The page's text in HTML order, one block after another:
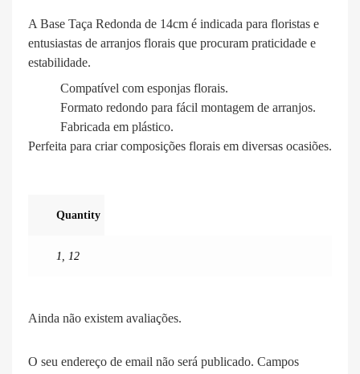
A Base Taça Redonda de 14cm é indicada para floristas e
entusiastas de arranjos florais que procuram praticidade e
estabilidade.
Compatível com esponjas florais.
Formato redondo para fácil montagem de arranjos.
Fabricada em plástico.
Perfeita para criar composições florais em diversas ocasiões.
Quantity
1, 12
Ainda não existem avaliações.
O seu endereço de email não será publicado. Campos